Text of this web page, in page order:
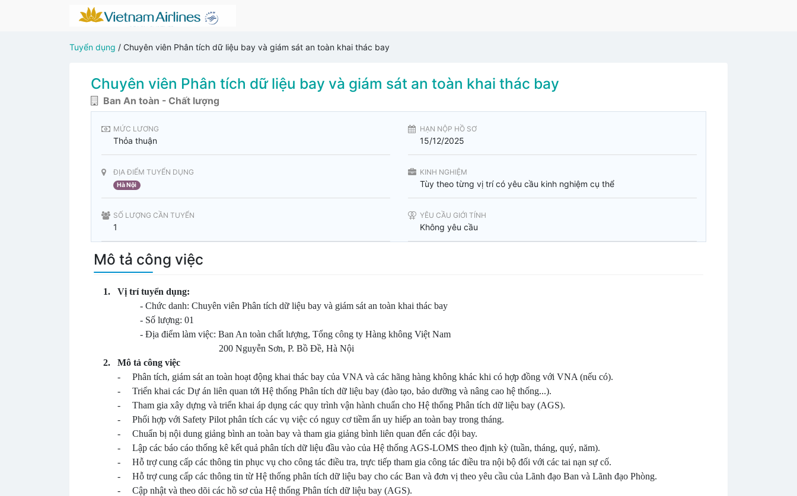
Tuyển dụng / Chuyên viên Phân tích dữ liệu bay và giám sát an toàn khai thác bay
Chuyên viên Phân tích dữ liệu bay và giám sát an toàn khai thác bay
Ban An toàn - Chất lượng
MỨC LƯƠNG
Thỏa thuận
HẠN NỘP HỒ SƠ
15/12/2025
ĐỊA ĐIỂM TUYỂN DỤNG
Hà Nội
KINH NGHIỆM
Tùy theo từng vị trí có yêu cầu kinh nghiệm cụ thể
SỐ LƯỢNG CẦN TUYỂN
1
YÊU CẦU GIỚI TÍNH
Không yêu cầu
Mô tả công việc
1.
Vị trí tuyển dụng:
- Chức danh: Chuyên viên Phân tích dữ liệu bay và giám sát an toàn khai thác bay
- Số lượng: 01
- Địa điểm làm việc: Ban An toàn chất lượng, Tổng công ty Hàng không Việt Nam
200 Nguyễn Sơn, P. Bồ Đề, Hà Nội
2.
Mô tả công việc
-
Phân tích, giám sát an toàn hoạt động khai thác bay của VNA và các hãng hàng không khác khi có hợp đồng với VNA (nếu có).
-
Triển khai các Dự án liên quan tới Hệ thống Phân tích dữ liệu bay (đào tạo, bảo dưỡng và nâng cao hệ thống...).
-
Tham gia xây dựng và triển khai áp dụng các quy trình vận hành chuẩn cho Hệ thống Phân tích dữ liệu bay (AGS).
-
Phối hợp với Safety Pilot phân tích các vụ việc có nguy cơ tiềm ẩn uy hiếp an toàn bay trong tháng.
-
Chuẩn bị nội dung giảng bình an toàn bay và tham gia giảng bình liên quan đến các đội bay.
-
Lập các báo cáo thống kê kết quả phân tích dữ liệu đầu vào của Hệ thống AGS-LOMS theo định kỳ (tuần, tháng, quý, năm).
-
Hỗ trợ cung cấp các thông tin phục vụ cho công tác điều tra, trực tiếp tham gia công tác điều tra nội bộ đối với các tai nạn sự cố.
-
Hỗ trợ cung cấp các thông tin từ Hệ thống phân tích dữ liệu bay cho các Ban và đơn vị theo yêu cầu của Lãnh đạo Ban và Lãnh đạo Phòng.
-
Cập nhật và theo dõi các hồ sơ của Hệ thống Phân tích dữ liệu bay (AGS).